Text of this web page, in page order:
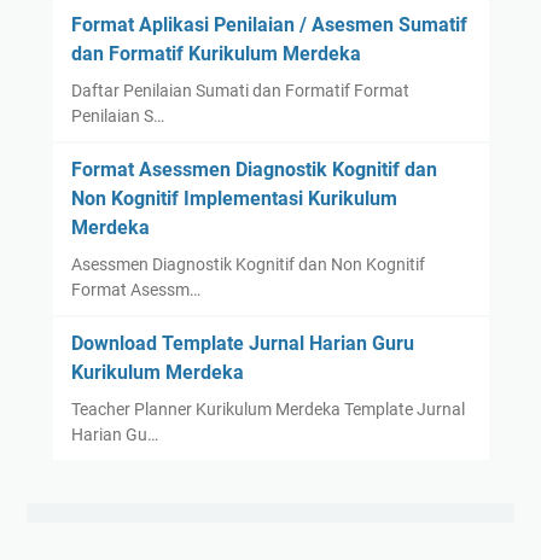
Format Aplikasi Penilaian / Asesmen Sumatif
dan Formatif Kurikulum Merdeka
Daftar Penilaian Sumati dan Formatif Format
Penilaian S…
Format Asessmen Diagnostik Kognitif dan
Non Kognitif Implementasi Kurikulum
Merdeka
Asessmen Diagnostik Kognitif dan Non Kognitif
Format Asessm…
Download Template Jurnal Harian Guru
Kurikulum Merdeka
Teacher Planner Kurikulum Merdeka Template Jurnal
Harian Gu…